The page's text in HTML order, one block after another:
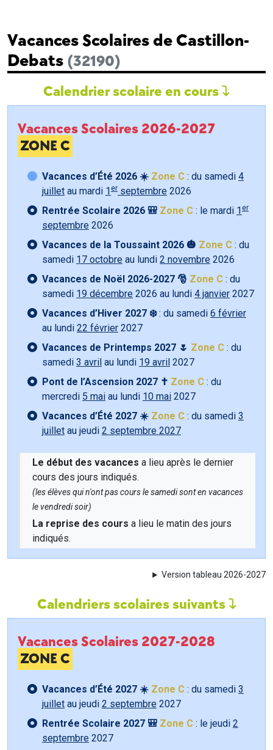
Vacances Scolaires de Castillon-
Debats (32190)
Calendrier scolaire en cours
Vacances Scolaires 2026-2027
ZONE C
Vacances d’Été 2026 ☀️ Zone C : du samedi 4
juillet au mardi 1 er septembre 2026
Rentrée Scolaire 2026 🎒 Zone C : le mardi 1 er
septembre 2026
Vacances de la Toussaint 2026 🎃 Zone C : du
samedi 17 octobre au lundi 2 novembre 2026
Vacances de Noël 2026-2027 🎅 Zone C : du
samedi 19 décembre 2026 au lundi 4 janvier 2027
Vacances d’Hiver 2027 ❄️: du samedi 6 février
au lundi 22 février 2027
Vacances de Printemps 2027 🌷 Zone C : du
samedi 3 avril au lundi 19 avril 2027
Pont de l’Ascension 2027 ✝️ Zone C : du
mercredi 5 mai au lundi 10 mai 2027
Vacances d’Été 2027 ☀️ Zone C : du samedi 3
juillet au jeudi 2 septembre 2027
Le début des vacances a lieu après le dernier
cours des jours indiqués.
(les élèves qui n'ont pas cours le samedi sont en vacances
le vendredi soir)
La reprise des cours a lieu le matin des jours
indiqués.
Version tableau 2026-2027
Calendriers scolaires suivants
Vacances Scolaires 2027-2028
ZONE C
Vacances d’Été 2027 ☀️ Zone C : du samedi 3
juillet au jeudi 2 septembre 2027
Rentrée Scolaire 2027 🎒 Zone C : le jeudi 2
septembre 2027